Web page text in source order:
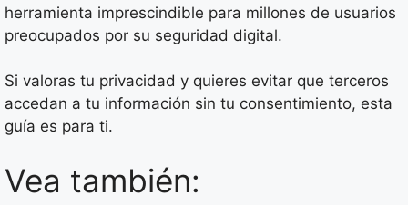
herramienta imprescindible para millones de usuarios
preocupados por su seguridad digital.
Si valoras tu privacidad y quieres evitar que terceros
accedan a tu información sin tu consentimiento, esta
guía es para ti.
Vea también: